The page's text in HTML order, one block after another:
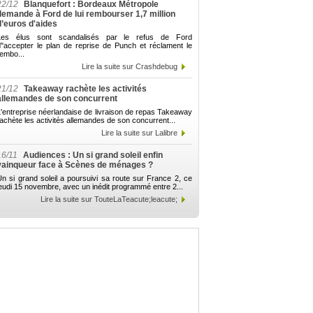
12
Blanquefort : Bordeaux Métropole
à Ford de lui rembourser 1,7 million
d'aides
élus sont scandalisés par le refus de Ford
le plan de reprise de Punch et réclament le
Lire la suite sur Crashdebug
12 Takeaway rachète les activités
de son concurrent
néerlandaise de livraison de repas Takeaway
les activités allemandes de son concurrent...
Lire la suite sur Lalibre
11
Audiences : Un si grand soleil enfin
face à Scènes de ménages ?
si grand soleil a poursuivi sa route sur France 2, ce
15 novembre, avec un inédit programmé entre 2...
Lire la suite sur TouteLaTeacute;leacute;